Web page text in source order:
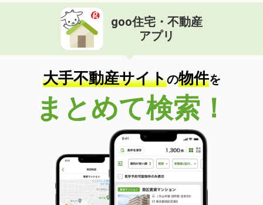
goo住宅・不動産
アプリ
大手不動産サイトの物件を
まとめて検索！